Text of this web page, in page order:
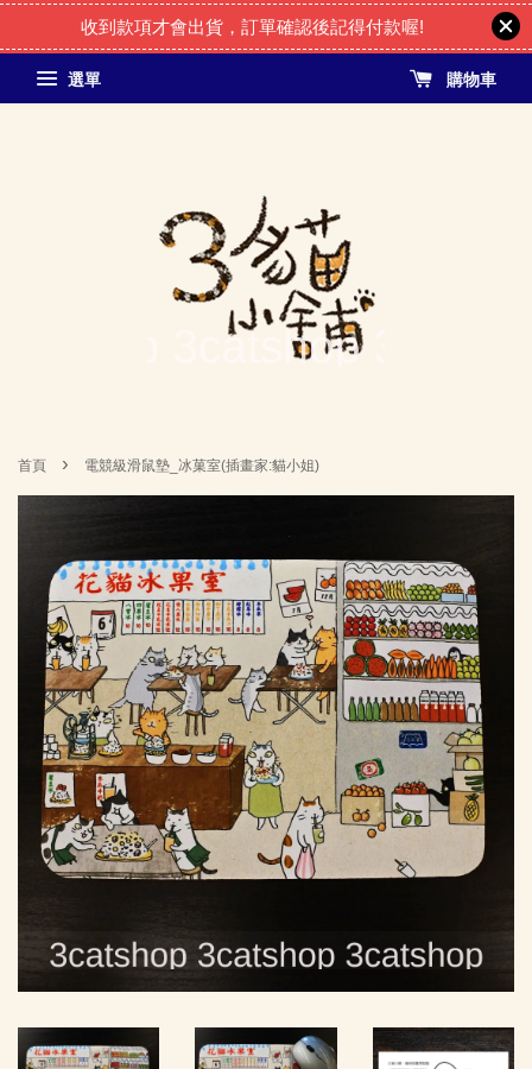
收到款項才會出貨，訂單確認後記得付款喔!
選單 購物車
首頁 › 電競級滑鼠墊_冰菓室(插畫家:貓小姐)